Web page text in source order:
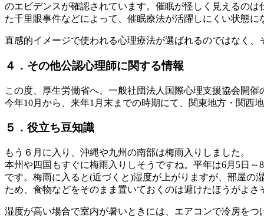
のエビデンスが確認されています。催眠が怪しく見えるの
た千里眼事件などによって、催眠療法が活躍しにくい状態に
直感的イメージで使われる心理療法が選ばれるのではなく
４．その他公認心理師に関する情報
この度、厚生労働省へ、一般社団法人国際心理支援協会開
今年10月から、来年1月末までの時期にて、関東地方・関西
５．役立ち豆知識
もう６月に入り、沖縄や九州の南部は梅雨入りしました。
本州や四国もすぐに梅雨入りしそうですね。平年は6月5日
です。梅雨に入ると(近づくと)湿度が上がりますが、部屋の
ため、食物などをそのまま置いておくのは避けたほうがよさ
湿度が高い場合で室内が暑いときには、エアコンで冷房を